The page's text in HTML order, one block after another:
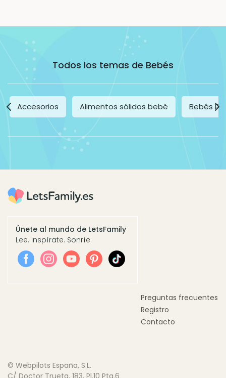
Todos los temas de Bebés
Accesorios Alimentos sólidos bebé Bebés
Únete al mundo de LetsFamily
Lee. Inspírate. Sonríe.
Preguntas frecuentes
Registro
Contacto
© Webpilots España, S.L.
C/ Doctor Trueta, 183, Pl.10 Pta.6